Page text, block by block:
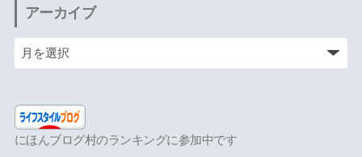
アーカイブ
にほんブログ村のランキングに参加中です